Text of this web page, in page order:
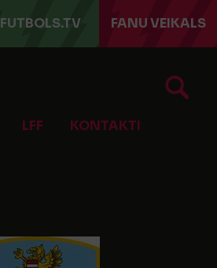
FUTBOLS.TV FANU VEIKALS
LFF KONTAKTI